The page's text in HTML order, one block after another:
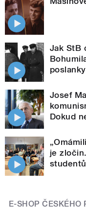
Jak StB
Josef
Dokud
je
E-SHOP ČESKÉHO